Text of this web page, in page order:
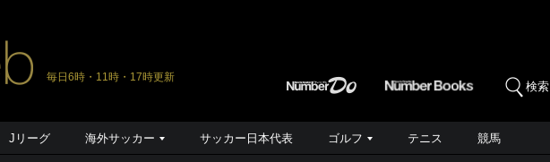
毎日6時・11時・17時更新
検索
Jリーグ 海外サッカー サッカー日本代表 ゴルフ テニス 競馬